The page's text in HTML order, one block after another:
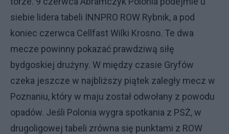
siebie lidera tabeli INNPRO ROW Rybnik, a pod
koniec czerwca Cellfast Wilki Krosno. Te dwa
mecze powinny pokazać prawdziwą siłę
bydgoskiej drużyny. W między czasie Gryfów
czeka jeszcze w najbliższy piątek zaległy mecz w
Poznaniu, który w maju został odwołany z powodu
opadów. Jeśli Polonia wygra spotkania z PSŻ, w
drugoligowej tabeli zrówna się punktami z ROW